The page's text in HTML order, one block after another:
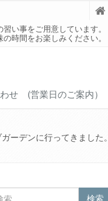
い事をご用意しています。
時間をお楽しみください。
せ (営業日のご案内）
ーデンに行ってきました。